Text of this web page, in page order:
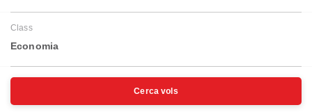
Class
Economia
Cerca vols